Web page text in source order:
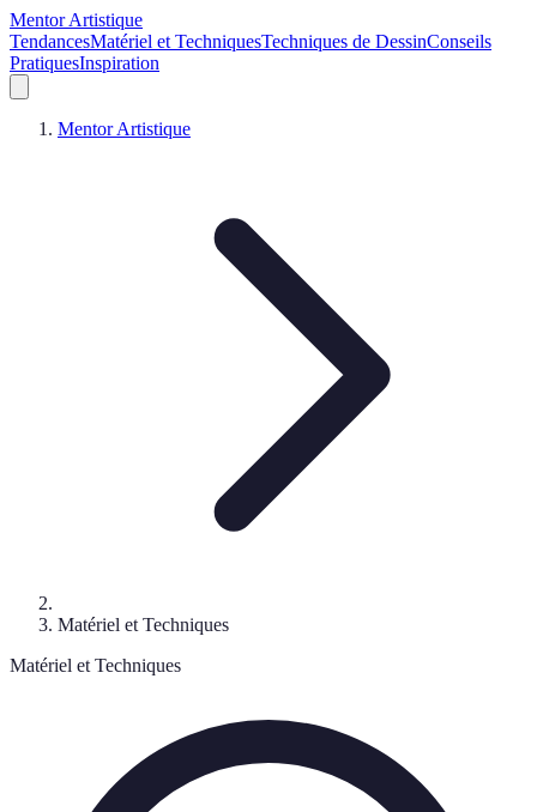
Mentor Artistique
TendancesMatériel et TechniquesTechniques de DessinConseils
PratiquesInspiration
Mentor Artistique
Matériel et Techniques
Matériel et Techniques